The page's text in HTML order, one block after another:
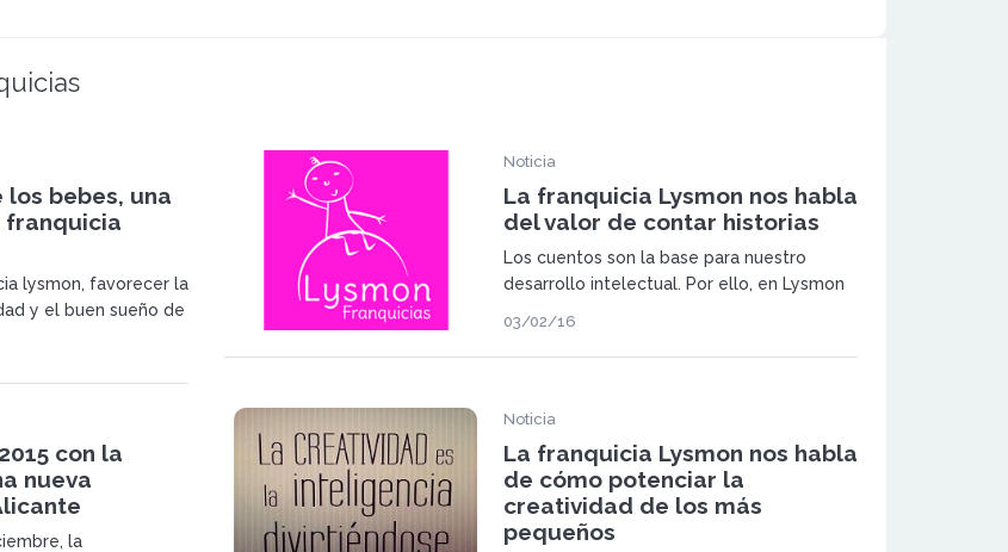
los bebes, una
franquicia
lysmon, favorecer la
y el buen sueño de
Noticia
La franquicia Lysmon nos habla
del valor de contar historias
Los cuentos son la base para nuestro
desarrollo intelectual. Por ello, en Lysmon
con mayor rapidez, estimulando su
03/02/16
con la
nueva
la
Noticia
La franquicia Lysmon nos habla
de cómo potenciar la
creatividad de los más
pequeños